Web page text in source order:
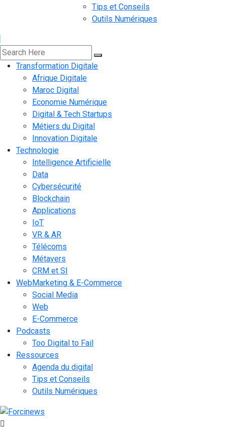
Tips et Conseils
Outils Numériques
Transformation Digitale
Afrique Digitale
Maroc Digital
Economie Numérique
Digital & Tech Startups
Métiers du Digital
Innovation Digitale
Technologie
Intelligence Artificielle
Data
Cybersécurité
Blockchain
Applications
IoT
VR & AR
Télécoms
Métavers
CRM et SI
WebMarketing & E-Commerce
Social Media
Web
E-Commerce
Podcasts
Too Digital to Fail
Ressources
Agenda du digital
Tips et Conseils
Outils Numériques